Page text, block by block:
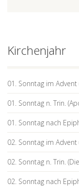
Kirchenjahr
01. Sonntag im Advent
01. Sonntag n. Trin.
01. Sonntag nach
02. Sonntag im
02. Sonntag n. Trin.
02. Sonntag nach